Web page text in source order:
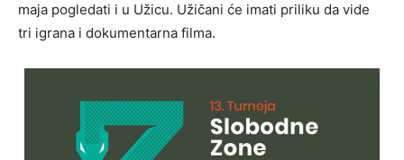
maja pogledati i u Užicu. Užičani će imati priliku da vide
tri igrana i dokumentarna filma.